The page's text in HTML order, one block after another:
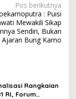
Pos berikutnya
: Puisi
Mewakili Sikap
Sendiri, Bukan
Ajaran Bung Karno
Rangkaian
RI, Forum